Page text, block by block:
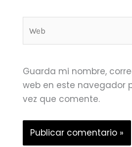
Guarda mi nombre,
web en este navegador
vez que comente.